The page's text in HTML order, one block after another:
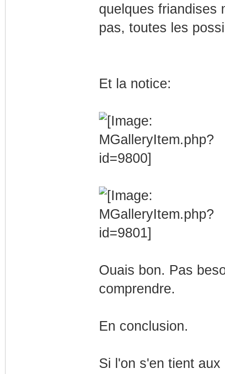
quelques friandises
pas, toutes les
Et la notice:
Ouais bon. Pas
comprendre.
En conclusion.
Si l'on s'en tient